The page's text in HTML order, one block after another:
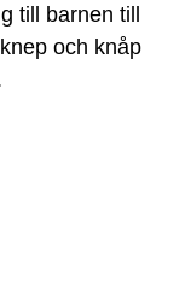
till barnen till
och knåp